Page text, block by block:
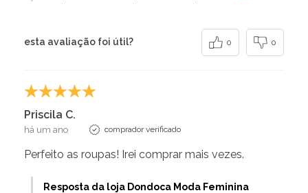
esta avaliação foi útil? 0 0
Priscila C.
há um ano comprador verificado
Perfeito as roupas! Irei comprar mais vezes.
Resposta da loja Dondoca Moda Feminina